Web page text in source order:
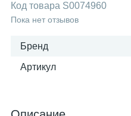
Код товара S0074960
Пока нет отзывов
Бренд
Артикул